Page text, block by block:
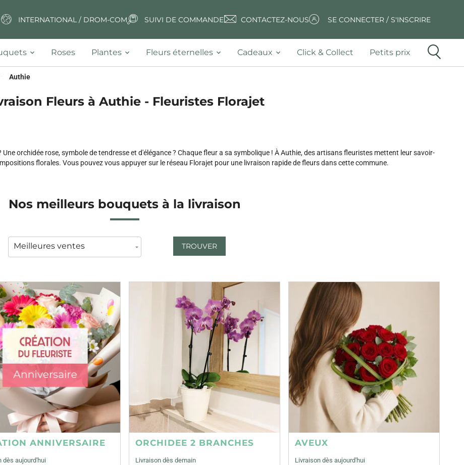
INTERNATIONAL / DROM-COM SUIVI DE COMMANDE CONTACTEZ-NOUS SE CONNECTER / S'INSCRIRE
Roses Plantes Fleurs éternelles Cadeaux Click & Collect Petits prix
Authie
Fleurs à Authie - Fleuristes Florajet
orchidée rose, symbole de tendresse et d'élégance ? Chaque fleur a sa symbolique ! À Authie, des artisans fleuristes mettent leur savoir-
florales. Vous pouvez vous appuyer sur le réseau Florajet pour une livraison rapide de fleurs dans cette commune.
Nos meilleurs bouquets à la livraison
TROUVER
ANNIVERSAIRE
dès aujourd'hui
ORCHIDEE 2 BRANCHES
Livraison dès demain
AVEUX
Livraison dès aujourd'hui